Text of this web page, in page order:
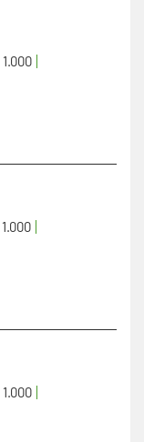
1.000
1.000
1.000